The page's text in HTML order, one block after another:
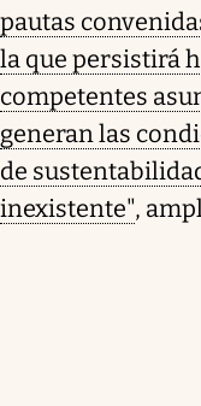
pautas
la que persistirá
competentes
generan las
de
inexistente",